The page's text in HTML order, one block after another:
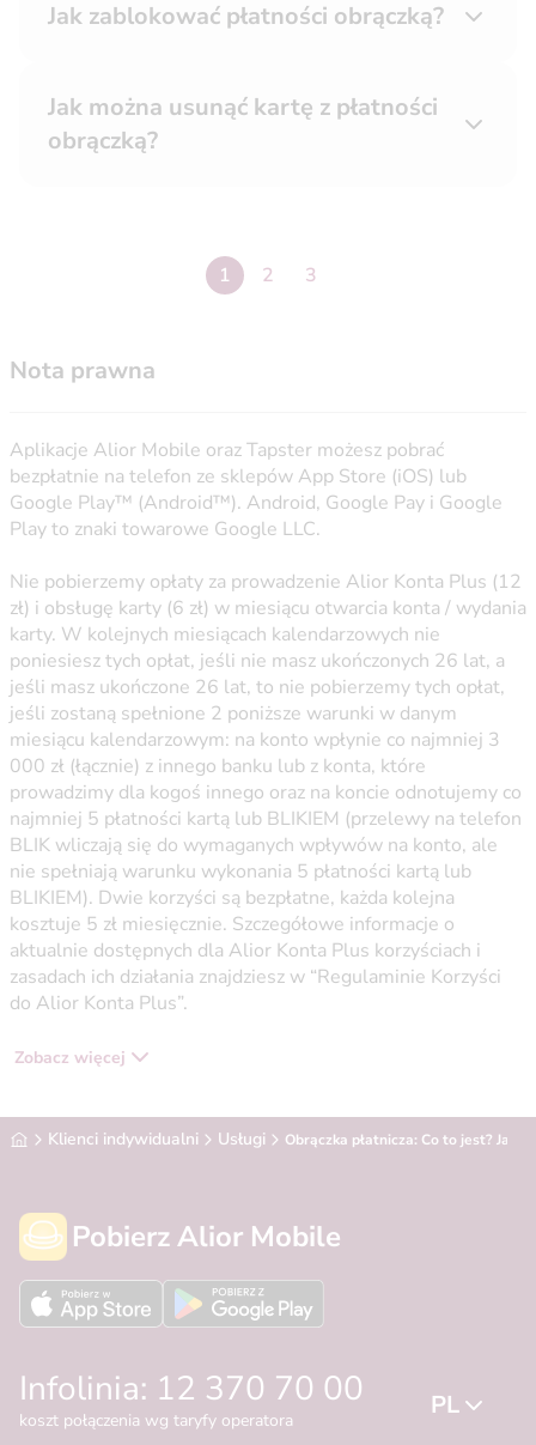
Jak zablokować płatności obrączką?
Jak można usunąć kartę z płatności
obrączką?
strona
1 Następna strona
2 strona
3
Nota prawna
Aplikacje Alior Mobile oraz Tapster możesz pobrać
bezpłatnie na telefon ze sklepów App Store (iOS) lub
Google Play™ (Android™). Android, Google Pay i Google
Play to znaki towarowe Google LLC.
Nie pobierzemy opłaty za prowadzenie Alior Konta Plus (12
zł) i obsługę karty (6 zł) w miesiącu otwarcia konta / wydania
karty. W kolejnych miesiącach kalendarzowych nie
poniesiesz tych opłat, jeśli nie masz ukończonych 26 lat, a
jeśli masz ukończone 26 lat, to nie pobierzemy tych opłat,
jeśli zostaną spełnione 2 poniższe warunki w danym
miesiącu kalendarzowym: na konto wpłynie co najmniej 3
000 zł (łącznie) z innego banku lub z konta, które
prowadzimy dla kogoś innego oraz na koncie odnotujemy co
najmniej 5 płatności kartą lub BLIKIEM (przelewy na telefon
BLIK wliczają się do wymaganych wpływów na konto, ale
nie spełniają warunku wykonania 5 płatności kartą lub
BLIKIEM). Dwie korzyści są bezpłatne, każda kolejna
kosztuje 5 zł miesięcznie. Szczegółowe informacje o
aktualnie dostępnych dla Alior Konta Plus korzyściach i
zasadach ich działania znajdziesz w “Regulaminie Korzyści
do Alior Konta Plus”.
Zobacz więcej
Alior BankKlienci indywidualni Usługi Obrączka płatnicza: Co to jest? Jak
Pobierz Alior Mobile
Infolinia: 12 370 70 00
koszt połączenia wg taryfy operatora PL